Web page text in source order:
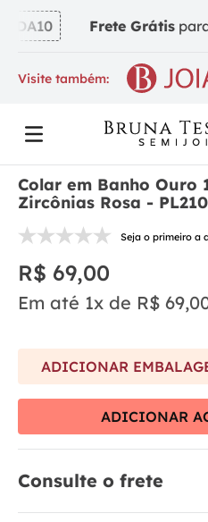
Frete Grátispara
Visite também:
Colar em Banho Ouro
Zircônias Rosa -
Seja o primeiro a
R$ 69,00
Em até 1x de R$ 69,
ADICIONAR
ADICIONAR
Consulte o frete